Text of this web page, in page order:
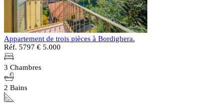
Appartement de trois pièces à Bordighera.
Réf. 5797 € 5.000
3 Chambres
2 Bains